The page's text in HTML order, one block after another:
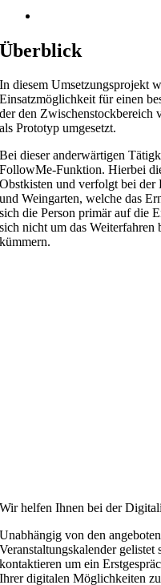
Überblick
In diesem Umsetzungsprojekt
Einsatzmöglichkeit für einen
der den Zwischenstockbereich
als Prototyp umgesetzt.
Bei dieser anderwärtigen
FollowMe-Funktion. Hierbei
Obstkisten und verfolgt bei der
und Weingarten, welche das
sich die Person primär auf die
sich nicht um das Weiterfahren
kümmern.
Wir helfen Ihnen bei der
Unabhängig von den
Veranstaltungskalender
kontaktieren um ein
Ihrer digitalen Möglichkeiten